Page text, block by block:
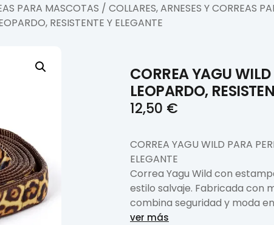
PARA MASCOTAS / COLLARES, ARNESES Y CORREAS
RESISTENTE Y ELEGANTE
CORREA YAGU
LEOPARDO,
12,50 €
CORREA YAGU WILD PARA
ELEGANTE
Correa Yagu Wild con
estilo salvaje. Fabricada con
combina seguridad y moda
ver más